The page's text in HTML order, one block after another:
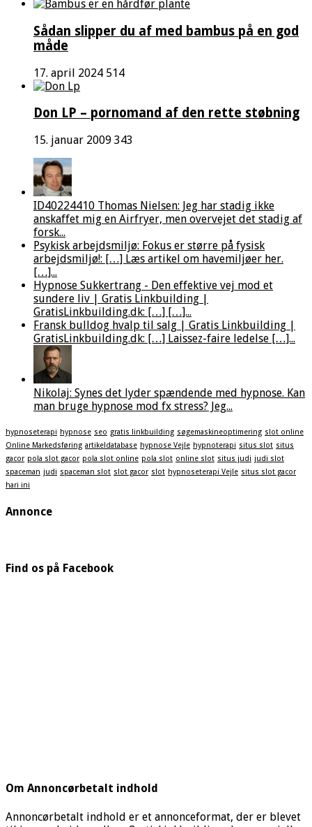
Sådan slipper du af med bambus på en god
måde
17. april 2024 514
Don LP – pornomand af den rette støbning
15. januar 2009 343
ID40224410 Thomas Nielsen: Jeg har stadig ikke
anskaffet mig en Airfryer, men overvejet det stadig af
forsk...
Psykisk arbejdsmiljø: Fokus er større på fysisk
arbejdsmiljø!: […] Læs artikel om havemiljøer her.
[…]...
Hypnose Sukkertrang - Den effektive vej mod et
sundere liv | Gratis Linkbuilding |
GratisLinkbuilding.dk: […] […]...
Fransk bulldog hvalp til salg | Gratis Linkbuilding |
GratisLinkbuilding.dk: […] Laissez-faire ledelse […]...
Nikolaj: Synes det lyder spændende med hypnose. Kan
man bruge hypnose mod fx stress? Jeg...
hypnoseterapi hypnose seo gratis linkbuilding søgemaskineoptimering slot online
Online Markedsføring artikeldatabase hypnose Vejle hypnoterapi situs slot situs
gacor pola slot gacor pola slot online pola slot online slot situs judi judi slot
spaceman judi spaceman slot slot gacor slot hypnoseterapi Vejle situs slot gacor
hari ini
Annonce
Find os på Facebook
Om Annoncørbetalt indhold
Annoncørbetalt indhold er et annonceformat, der er blevet